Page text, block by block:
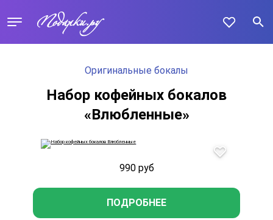
Оригинальные бокалы
Набор кофейных бокалов
«Влюбленные»
990 руб
ПОДРОБНЕЕ